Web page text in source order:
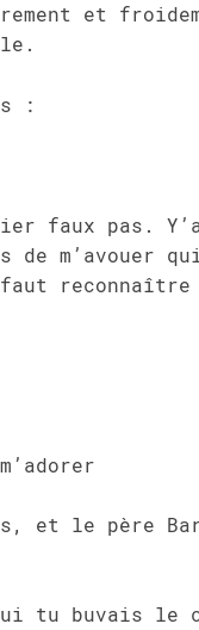
et
:
faux pas.
reconnaître
et le père
tu buvais le